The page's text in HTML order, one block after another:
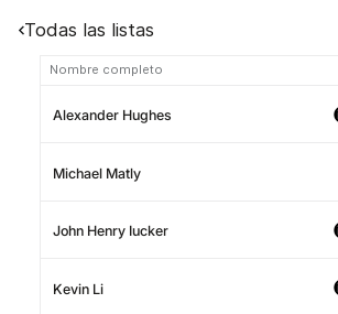
Todas las listas
Nombre completo
Alexander Hughes
Michael Matly
John Henry Iucker
Kevin Li